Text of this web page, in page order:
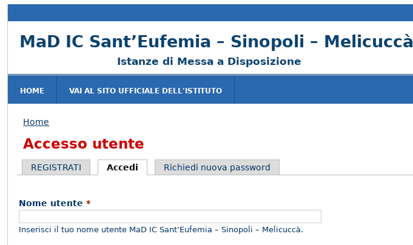
MaD IC Sant’Eufemia – Sinopoli – Melicuccà
Istanze di Messa a Disposizione
HOME VAI AL SITO UFFICIALE DELL'ISTITUTO
Tu sei qui
Home
Accesso utente
Schede primarie
REGISTRATI Accedi (scheda attiva)
Richiedi nuova password
Nome utente*
Inserisci il tuo nome utente MaD IC Sant’Eufemia – Sinopoli – Melicuccà.